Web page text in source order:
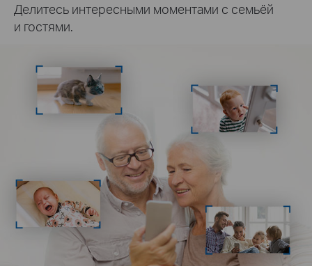
Делитесь интересными моментами с семьёй
и гостями.